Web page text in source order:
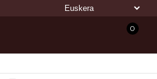
0